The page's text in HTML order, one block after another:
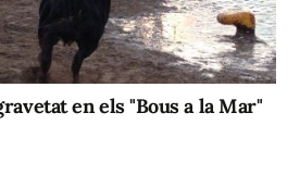
en els "Bous a la Mar"